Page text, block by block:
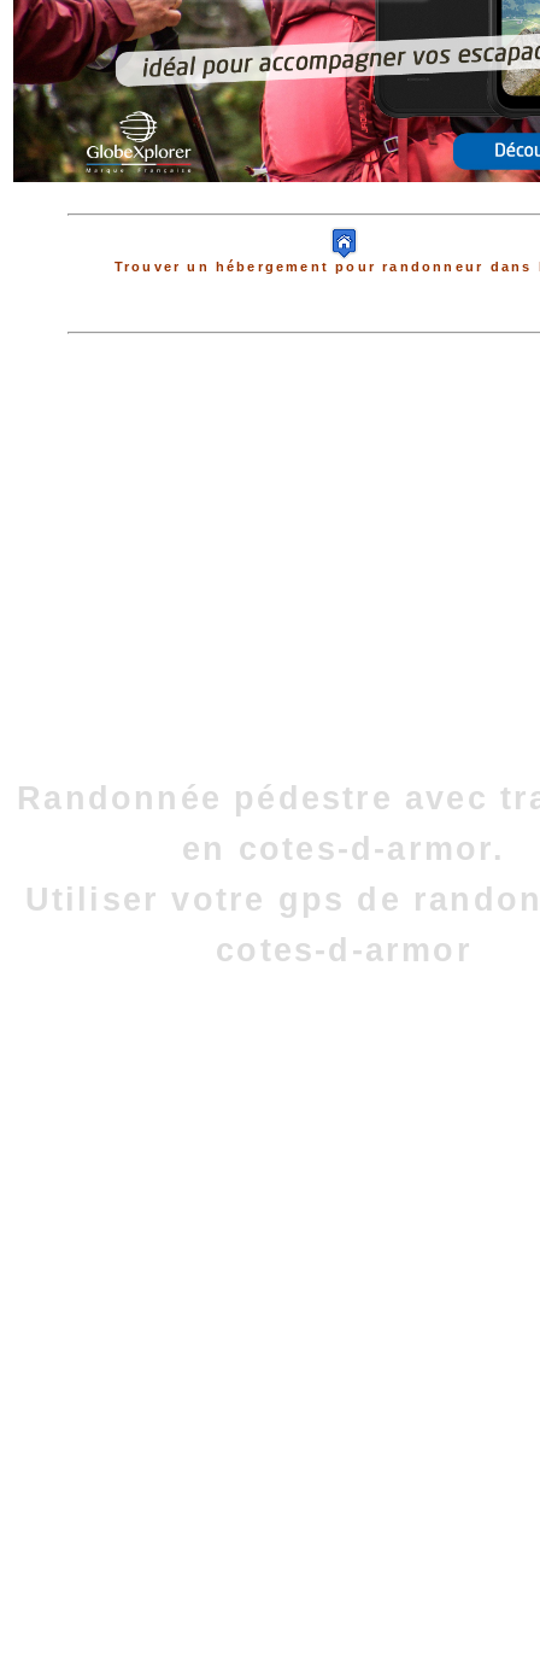
Trouver un hébergement pour randonneur dans
Randonnée pédestre avec
en cotes-d-armor.
Utiliser votre gps de
cotes-d-armor